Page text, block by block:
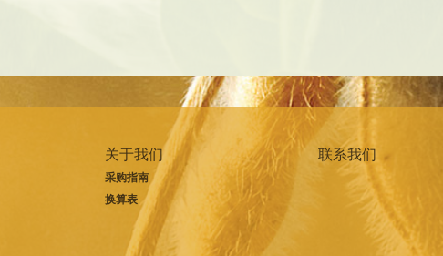
关于我们
采购指南
换算表
联系我们